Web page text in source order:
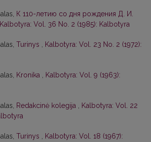
К 110-летию со дня рождения Д. И.
Kalbotyra: Vol. 36 No. 2 (1985): Kalbotyra
Turinys
Kalbotyra: Vol. 23 No. 2 (1972):
Kronika
Kalbotyra: Vol. 9 (1963):
Redakcinė kolegija
Kalbotyra: Vol. 22
Turinys
Kalbotyra: Vol. 18 (1967):